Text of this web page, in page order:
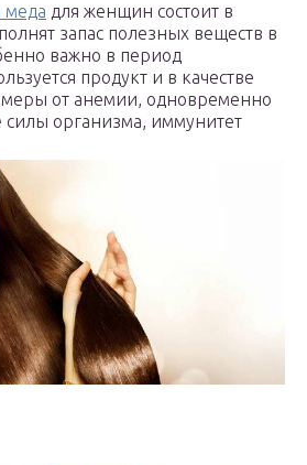
меда для женщин состоит в
запас полезных веществ в
важно в период
продукт и в качестве
от анемии, одновременно
организма, иммунитет